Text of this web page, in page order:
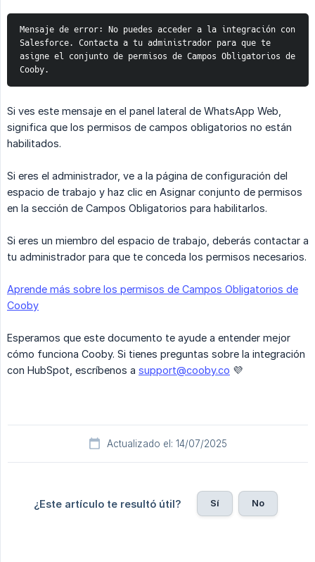
Mensaje de error: No puedes acceder a la integración con
Salesforce. Contacta a tu administrador para que te
asigne el conjunto de permisos de Campos Obligatorios de
Cooby.
Si ves este mensaje en el panel lateral de WhatsApp Web,
significa que los permisos de campos obligatorios no están
habilitados.
Si eres el administrador, ve a la página de configuración del
espacio de trabajo y haz clic en Asignar conjunto de permisos
en la sección de Campos Obligatorios para habilitarlos.
Si eres un miembro del espacio de trabajo, deberás contactar a
tu administrador para que te conceda los permisos necesarios.
Aprende más sobre los permisos de Campos Obligatorios de
Cooby
Esperamos que este documento te ayude a entender mejor
cómo funciona Cooby. Si tienes preguntas sobre la integración
con HubSpot, escríbenos a support@cooby.co 💜
Actualizado el: 14/07/2025
¿Este artículo te resultó útil? Sí No